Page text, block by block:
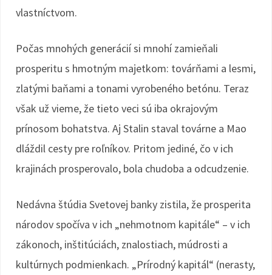
vlastníctvom.
Počas mnohých generácií si mnohí zamieňali
prosperitu s hmotným majetkom: továrňami a lesmi,
zlatými baňami a tonami vyrobeného betónu. Teraz
však už vieme, že tieto veci sú iba okrajovým
prínosom bohatstva. Aj Stalin staval továrne a Mao
dláždil cesty pre roľníkov. Pritom jediné, čo v ich
krajinách prosperovalo, bola chudoba a odcudzenie.
Nedávna štúdia Svetovej banky zistila, že prosperita
národov spočíva v ich „nehmotnom kapitále“ – v ich
zákonoch, inštitúciách, znalostiach, múdrosti a
kultúrnych podmienkach. „Prírodný kapitál“ (nerasty,